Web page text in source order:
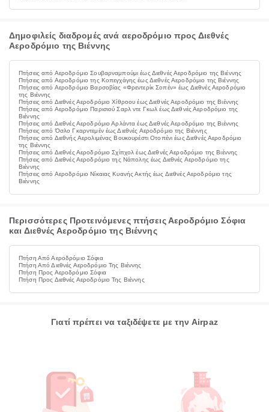
Δημοφιλείς διαδρομές ανά αεροδρόμιο προς Διεθνές
Αεροδρόμιο της Βιέννης
Πτήσεις από Αεροδρόμιο Σουβαρναμπούμι έως Διεθνές Αεροδρόμιο της Βιέννης
Πτήσεις από Αεροδρόμιο της Κοπεγχάγης έως Διεθνές Αεροδρόμιο της Βιέννης
Πτήσεις από Αεροδρόμιο Βαρσοβίας «Φρεντερίκ Σοπέν» έως Διεθνές Αεροδρόμιο
της Βιέννης
Πτήσεις από Διεθνές Αεροδρόμιο Χίθροου έως Διεθνές Αεροδρόμιο της Βιέννης
Πτήσεις από Αεροδρόμιο Παρισιού Σαρλ ντε Γκωλ έως Διεθνές Αεροδρόμιο της
Βιέννης
Πτήσεις από Διεθνές Αεροδρόμιο Αρλάντα έως Διεθνές Αεροδρόμιο της Βιέννης
Πτήσεις από Όσλο Γκαρντεμέν έως Διεθνές Αεροδρόμιο της Βιέννης
Πτήσεις από Διεθνής Αερολιμένας Βουκουρέστι Οτοπένι έως Διεθνές Αεροδρόμιο
της Βιέννης
Πτήσεις από Διεθνές Αεροδρόμιο Σχίπχολ έως Διεθνές Αεροδρόμιο της Βιέννης
Πτήσεις από Διεθνές Αεροδρόμιο της Νάπολης έως Διεθνές Αεροδρόμιο της
Βιέννης
Πτήσεις από Αεροδρόμιο Νίκαιας Κυανής Ακτής έως Διεθνές Αεροδρόμιο της
Βιέννης
Περισσότερες Προτεινόμενες πτήσεις Αεροδρόμιο Σόφια
και Διεθνές Αεροδρόμιο της Βιέννης
Πτήση Από Αεροδρόμιο Σόφια
Πτήση Από Διεθνές Αεροδρόμιο Της Βιέννης
Πτήση Προς Αεροδρόμιο Σόφια
Πτήση Προς Διεθνές Αεροδρόμιο Της Βιέννης
Γιατί πρέπει να ταξιδέψετε με την Airpaz